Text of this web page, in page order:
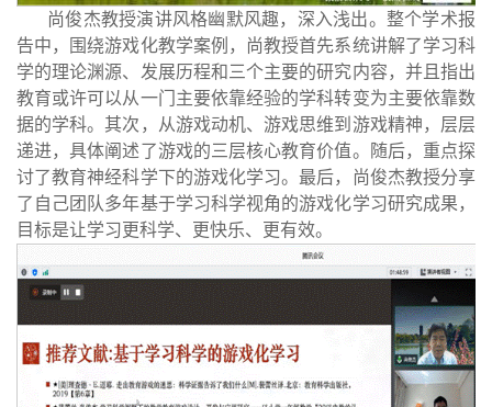
尚俊杰教授演讲风格幽默风趣，深入浅出。整个学术报
告中，围绕游戏化教学案例，尚教授首先系统讲解了学习科
学的理论渊源、发展历程和三个主要的研究内容，并且指出
教育或许可以从一门主要依靠经验的学科转变为主要依靠数
据的学科。其次，从游戏动机、游戏思维到游戏精神，层层
递进，具体阐述了游戏的三层核心教育价值。随后，重点探
讨了教育神经科学下的游戏化学习。最后，尚俊杰教授分享
了自己团队多年基于学习科学视角的游戏化学习研究成果，
目标是让学习更科学、更快乐、更有效。